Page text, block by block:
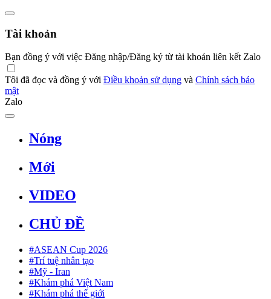
Tài khoản
Bạn đồng ý với việc Đăng nhập/Đăng ký từ tài khoản liên kết Zalo
Tôi đã đọc và đồng ý với Điều khoản sử dụng và Chính sách bảo
mật
Zalo
Nóng
Mới
VIDEO
CHỦ ĐỀ
#ASEAN Cup 2026
#Trí tuệ nhân tạo
#Mỹ - Iran
#Khám phá Việt Nam
#Khám phá thế giới